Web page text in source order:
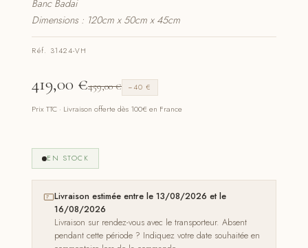
Banc Badai
Dimensions : 120cm x 50cm x 45cm
Réf. 31424-VH
419,00 €459,00€ −40 €
Prix TTC · Livraison offerte dès 100€ en France
EN STOCK
Livraison estimée entre le 13/08/2026 et le
16/08/2026
Livraison sur rendez-vous avec le transporteur. Absent
pendant cette période ? Indiquez votre date souhaitée en